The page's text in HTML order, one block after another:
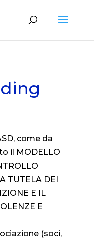
come da
il MODELLO
TUTELA DEI
E IL
E
(soci,